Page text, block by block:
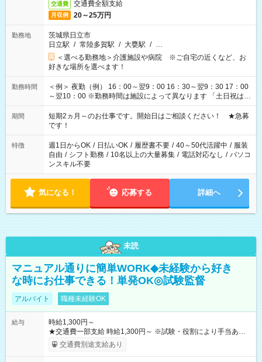
交通費 交通費全額支給
月収例 20～25万円
勤務地
茨城県日立市
日立駅 / 常陸多賀駅 / 大甕駅 / …
＜選べる勤務地＞介護施設や病院 ※ご自宅の近くなど、お
好きな場所を選べます！
勤務時間
＜例＞ 夜勤（例） 16：00～翌9：00 16：30～翌9：30 17：00
～翌10：00 ※勤務時間は施設によって異なります 「土日祝は休
みたい」 「しっかり稼ぎたい」 「もう少し遅い時間から始めた
い」など ご希望にあったお仕事をご案内いたします。 ※未経験
の方の場合は1～2ヶ月間は日中での仕事を経験いただき、 お
仕事に慣れてからの夜勤になります。 ★家庭の都合でお休みが
必要な場合も遠慮なくご相談ください。
期間
短期2ヵ月～のお仕事です。開始日はご相談ください！ ★急募
です！
特徴 週1日からOK / 日払いOK / 履歴書不要 / 40～50代活躍中 / 服装
自由 / シフト勤務 / 10名以上の大量募集 / 電話対応なし / パソコ
ンスキル不要
気になる！ 応募する 詳細へ
未読
マニュアル通りに簡単WORK◆未経験から好き
な時にお仕事できる！単発OK◎試験監督
アルバイト 職種未経験OK
給与
時給1,300円～
★交通費一部支給 時給1,300円～ ※試験・役割により手当あり
※勤務回数により昇給あり 【即給（前払い）オプションあ
り！】 希望される場合、勤務から1週間ほどで給与の一部を受け
交通費別途支給あり